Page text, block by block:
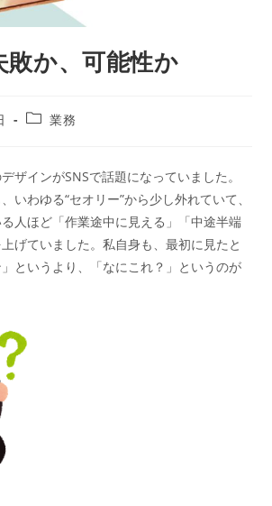
敗か、可能性か
業務
ザインがSNSで話題になっていました。
いわゆる“セオリー”から少し外れていて、
人ほど「作業途中に見える」「中途半端
げていました。私自身も、最初に見たと
というより、「なにこれ？」というのが